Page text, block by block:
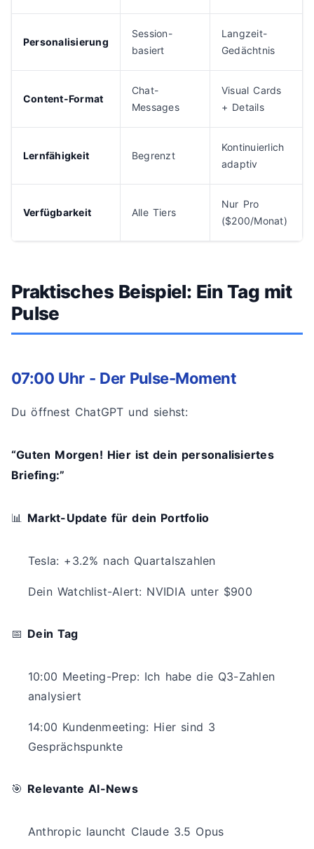
Personalisierung
Session-
basiert
Langzeit-
Gedächtnis
Content-Format
Chat-
Messages
Visual Cards
+ Details
Lernfähigkeit Begrenzt
Kontinuierlich
adaptiv
Verfügbarkeit Alle Tiers
Nur Pro
($200/Monat)
Praktisches Beispiel: Ein Tag mit
Pulse
07:00 Uhr - Der Pulse-Moment
Du öffnest ChatGPT und siehst:
“Guten Morgen! Hier ist dein personalisiertes
Briefing:”
📊 Markt-Update für dein Portfolio
Tesla: +3.2% nach Quartalszahlen
Dein Watchlist-Alert: NVIDIA unter $900
📅 Dein Tag
10:00 Meeting-Prep: Ich habe die Q3-Zahlen
analysiert
14:00 Kundenmeeting: Hier sind 3
Gesprächspunkte
🎯 Relevante AI-News
Anthropic launcht Claude 3.5 Opus